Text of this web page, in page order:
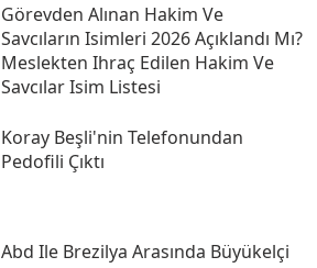
Görevden Alınan Hakim Ve
Savcıların Isimleri 2026 Açıklandı Mı?
Meslekten Ihraç Edilen Hakim Ve
Savcılar Isim Listesi
Koray Beşli'nin Telefonundan
Pedofili Çıktı
Abd Ile Brezilya Arasında Büyükelçi